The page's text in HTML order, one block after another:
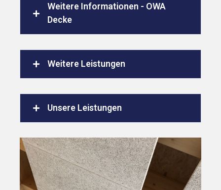
Weitere Informationen - OWA
Decke
Weitere Leistungen
Unsere Leistungen